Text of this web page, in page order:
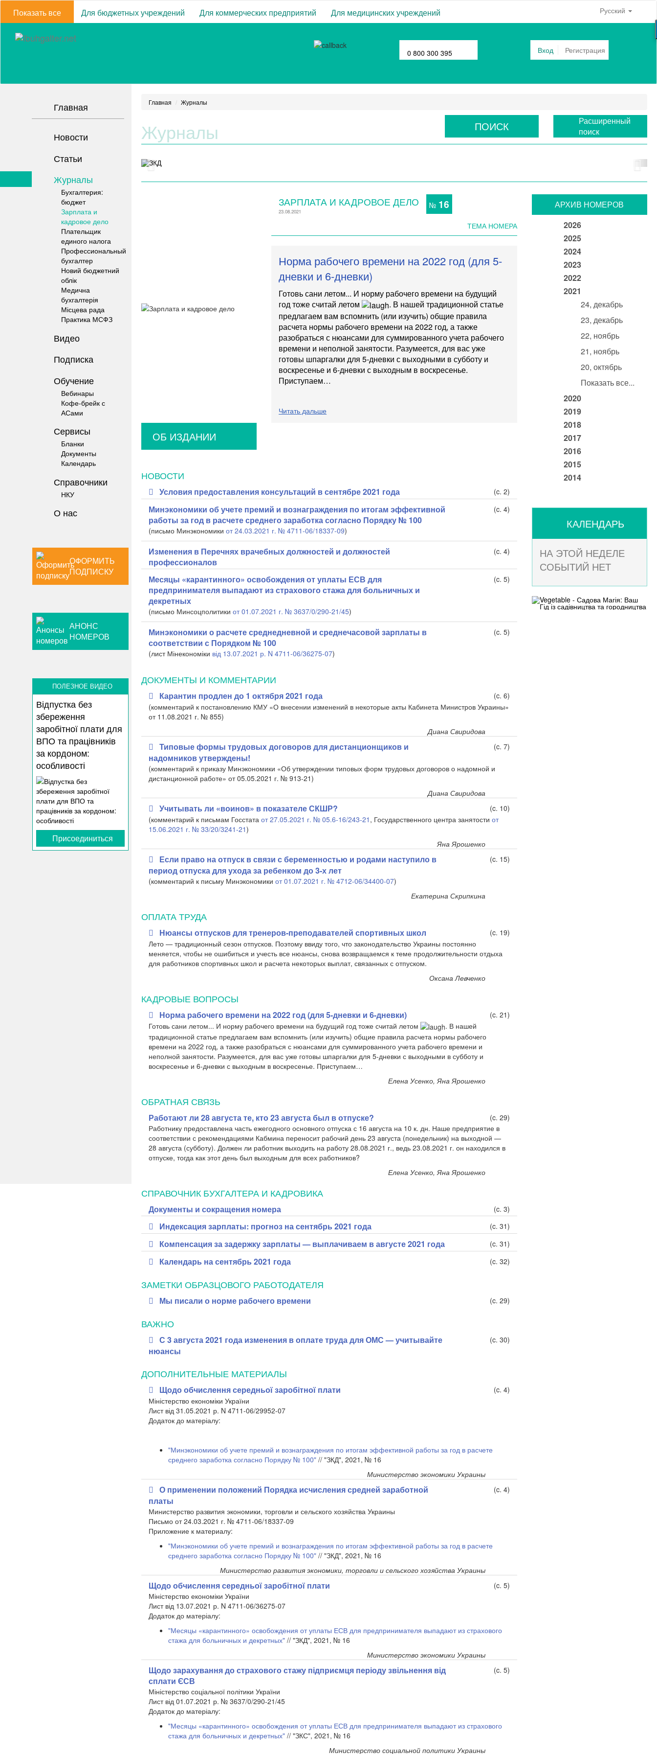
Показать все Для бюджетных учреждений Для коммерческих предприятий Для медицинских учреждений Русский
0 800 300 395 Вход Регистрация
Главная
Новости
Статьи
Журналы
Бухгалтерия:
бюджет
Зарплата и
кадровое дело
Плательщик
единого налога
Профессиональный
бухгалтер
Новий бюджетний
облік
Медична
бухгалтерія
Місцева рада
Практика МСФЗ
Видео
Подписка
Обучение
Вебинары
Кофе-брейк с
АСами
Сервисы
Бланки
Документы
Календарь
Справочники
НКУ
О нас
ОФОРМИТЬ
ПОДПИСКУ
АНОНС
НОМЕРОВ
ПОЛЕЗНОЕ ВИДЕО
Відпустка без
збереження
заробітної плати для
ВПО та працівників
за кордоном:
особливості
Присоединиться
Главная Журналы
Журналы ПОИСК
Расширенный
поиск
ЗАРПЛАТА И КАДРОВОЕ ДЕЛО
23.08.2021
№ 16
ТЕМА НОМЕРА
Норма рабочего времени на 2022 год (для 5-
дневки и 6-дневки)
Готовь сани летом... И норму рабочего времени на будущий
год тоже считай летом
. В нашей традиционной статье
предлагаем вам вспомнить (или изучить) общие правила
расчета нормы рабочего времени на 2022 год, а также
разобраться с нюансами для суммированного учета рабочего
времени и неполной занятости. Разумеется, для вас уже
готовы шпаргалки для 5-дневки с выходными в субботу и
воскресенье и 6-дневки с выходным в воскресенье.
Приступаем…
Читать дальше
ОБ ИЗДАНИИ
НОВОСТИ
Условия предоставления консультаций в сентябре 2021 года (c. 2)
Минэкономики об учете премий и вознаграждения по итогам эффективной
работы за год в расчете среднего заработка согласно Порядку № 100
(c. 4)
(письмо Минэкономики от 24.03.2021 г. № 4711-06/18337-09)
Изменения в Перечнях врачебных должностей и должностей
профессионалов
(c. 4)
Месяцы «карантинного» освобождения от уплаты ЕСВ для
предпринимателя выпадают из страхового стажа для больничных и
декретных
(c. 5)
(письмо Минсоцполитики от 01.07.2021 г. № 3637/0/290-21/45)
Минэкономики о расчете среднедневной и среднечасовой зарплаты в
соответствии с Порядком № 100
(c. 5)
(лист Мінекономіки від 13.07.2021 р. N 4711-06/36275-07)
ДОКУМЕНТЫ И КОММЕНТАРИИ
Карантин продлен до 1 октября 2021 года
(c. 6)
(комментарий к постановлению КМУ «О внесении изменений в некоторые акты Кабинета Министров Украины»
от 11.08.2021 г. № 855)
Диана Свиридова
Типовые формы трудовых договоров для дистанционщиков и
надомников утверждены!
(c. 7)
(комментарий к приказу Минэкономики «Об утверждении типовых форм трудовых договоров о надомной и
дистанционной работе» от 05.05.2021 г. № 913-21)
Диана Свиридова
Учитывать ли «воинов» в показателе СКШР?
(c. 10)
(комментарий к письмам Госстата от 27.05.2021 г. № 05.6-16/243-21 , Государственного центра занятости от
15.06.2021 г. № 33/20/3241-21)
Яна Ярошенко
Если право на отпуск в связи с беременностью и родами наступило в
период отпуска для ухода за ребенком до 3-х лет
(c. 15)
(комментарий к письму Минэкономики от 01.07.2021 г. № 4712-06/34400-07)
Екатерина Скрипкина
ОПЛАТА ТРУДА
Нюансы отпусков для тренеров-преподавателей спортивных школ
(c. 19)
Лето — традиционный сезон отпусков. Поэтому ввиду того, что законодательство Украины постоянно
меняется, чтобы не ошибиться и учесть все нюансы, снова возвращаемся к теме продолжительности отдыха
для работников спортивных школ и расчета некоторых выплат, связанных с отпуском.
Оксана Левченко
КАДРОВЫЕ ВОПРОСЫ
Норма рабочего времени на 2022 год (для 5-дневки и 6-дневки)
(c. 21)
Готовь сани летом... И норму рабочего времени на будущий год тоже считай летом
. В нашей
традиционной статье предлагаем вам вспомнить (или изучить) общие правила расчета нормы рабочего
времени на 2022 год, а также разобраться с нюансами для суммированного учета рабочего времени и
неполной занятости. Разумеется, для вас уже готовы шпаргалки для 5-дневки с выходными в субботу и
воскресенье и 6-дневки с выходным в воскресенье. Приступаем…
Елена Усенко, Яна Ярошенко
ОБРАТНАЯ СВЯЗЬ
Работают ли 28 августа те, кто 23 августа был в отпуске?
(c. 29)
Работнику предоставлена часть ежегодного основного отпуска с 16 августа на 10 к. дн. Наше предприятие в
соответствии с рекомендациями Кабмина переносит рабочий день 23 августа (понедельник) на выходной —
28 августа (субботу). Должен ли работник выходить на работу 28.08.2021 г., ведь 23.08.2021 г. он находился в
отпуске, тогда как этот день был выходным для всех работников?
Елена Усенко, Яна Ярошенко
СПРАВОЧНИК БУХГАЛТЕРА И КАДРОВИКА
Документы и сокращения номера (c. 3)
Индексация зарплаты: прогноз на сентябрь 2021 года (c. 31)
Компенсация за задержку зарплаты — выплачиваем в августе 2021 года (c. 31)
Календарь на сентябрь 2021 года (c. 32)
ЗАМЕТКИ ОБРАЗЦОВОГО РАБОТОДАТЕЛЯ
Мы писали о норме рабочего времени (c. 29)
ВАЖНО
С 3 августа 2021 года изменения в оплате труда для ОМС — учитывайте
нюансы
(c. 30)
ДОПОЛНИТЕЛЬНЫЕ МАТЕРИАЛЫ
Щодо обчислення середньої заробітної плати
(c. 4)
Міністерство економіки України
Лист від 31.05.2021 р. N 4711-06/29952-07
​Додаток до матеріалу:
"Минэкономики об учете премий и вознаграждения по итогам эффективной работы за год в расчете
среднего заработка согласно Порядку № 100"// "ЗКД", 2021, № 16
Министерство экономики Украины
О применении положений Порядка исчисления средней заработной
платы
(c. 4)
Министерство развития экономики, торговли и сельского хозяйства Украины
Письмо от 24.03.2021 г. № 4711-06/18337-09
​Приложение к материалу:
"Минэкономики об учете премий и вознаграждения по итогам эффективной работы за год в расчете
среднего заработка согласно Порядку № 100"// "ЗКД", 2021, № 16
Министерство развития экономики, торговли и сельского хозяйства Украины
Щодо обчислення середньої заробітної плати
(c. 5)
Міністерство економіки України
Лист від 13.07.2021 р. N 4711-06/36275-07
​Додаток до матеріалу:
"Месяцы «карантинного» освобождения от уплаты ЕСВ для предпринимателя выпадают из страхового
стажа для больничных и декретных"// "ЗКД", 2021, № 16
Министерство экономики Украины
Щодо зарахування до страхового стажу підприємця періоду звільнення від
сплати ЄСВ
(c. 5)
Міністерство соціальної політики України
Лист від 01.07.2021 р. № 3637/0/290-21/45
​Додаток до матеріалу:
"Месяцы «карантинного» освобождения от уплаты ЕСВ для предпринимателя выпадают из страхового
стажа для больничных и декретных"// "ЗКС", 2021, № 16
Министерство социальной политики Украины
АРХИВ НОМЕРОВ
2026
2025
2024
2023
2022
2021
24, декабрь
23, декабрь
22, ноябрь
21, ноябрь
20, октябрь
Показать все...
2020
2019
2018
2017
2016
2015
2014
КАЛЕНДАРЬ
НА ЭТОЙ НЕДЕЛЕ
СОБЫТИЙ НЕТ